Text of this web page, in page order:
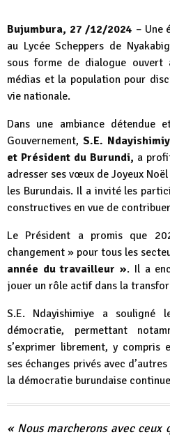
Bujumbura, 27 /12/2024 – Une
au Lycée Scheppers de
sous forme de dialogue ouvert
médias et la population pour
vie nationale.
Dans une ambiance détendue
Gouvernement, S.E.
et Président du Burundi, a
adresser ses vœux de Joyeux
les Burundais. Il a invité les
constructives en vue de
Le Président a promis que
changement » pour tous les
année du travailleur ». Il a
jouer un rôle actif dans la
S.E. Ndayishimiye a souligné
démocratie, permettant
s’exprimer librement, y compris
ses échanges privés avec
la démocratie burundaise
« Nous marcherons avec